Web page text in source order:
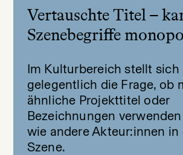
Vertauschte Titel –
Szenebegriffe
Im Kulturbereich stellt sich
gelegentlich die Frage, ob
ähnliche Projekttitel oder
Bezeichnungen
wie andere Akteur:innen in
Szene.